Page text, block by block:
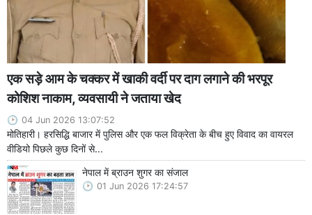
एक सड़े आम के चक्कर में खाकी वर्दी पर दाग लगाने की भरपूर
कोशिश नाकाम, व्यवसायी ने जताया खेद
04 Jun 2026 13:07:52
मोतिहारी। हरसिद्धि बाजार में पुलिस और एक फल विक्रेता के बीच हुए विवाद का वायरल
वीडियो पिछले कुछ दिनों से...
नेपाल में ब्राउन शुगर का संजाल
01 Jun 2026 17:24:57